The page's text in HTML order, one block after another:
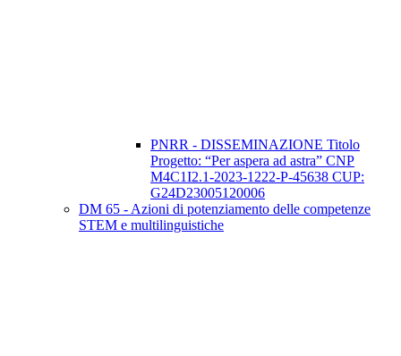
PNRR - DISSEMINAZIONE Titolo
Progetto: “Per aspera ad astra” CNP
M4C1I2.1-2023-1222-P-45638 CUP:
G24D23005120006
DM 65 - Azioni di potenziamento delle competenze
STEM e multilinguistiche